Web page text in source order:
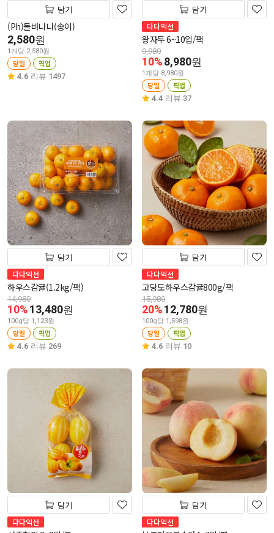
담기
(Ph)돌바나나(송이)
2,580원
1개당 2,580원
당일 픽업
4.6 리뷰 1497
담기
다다익선
왕자두 6~10입/팩
9,980
10%8,980원
1개당 8,980원
당일 픽업
4.4 리뷰 37
담기
다다익선
하우스감귤(1.2kg/팩)
14,980
10%13,480원
100g당 1,123원
당일 픽업
4.6 리뷰 269
담기
다다익선
고당도하우스감귤800g/팩
15,980
20%12,780원
100g당 1,598원
당일 픽업
4.6 리뷰 10
담기
다다익선
담기
다다익선